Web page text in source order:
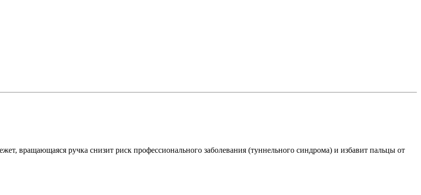
вращающаяся ручка снизит риск профессионального заболевания (туннельного синдрома) и избавит пальцы от